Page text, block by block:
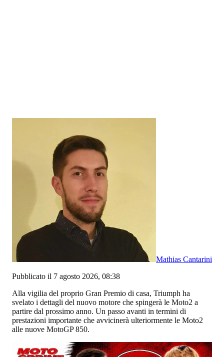
Mathias Cantarini
Pubblicato il 7 agosto 2026, 08:38
Alla vigilia del proprio Gran Premio di casa, Triumph ha
svelato i dettagli del nuovo motore che spingerà le Moto2 a
partire dal prossimo anno. Un passo avanti in termini di
prestazioni importante che avvicinerà ulteriormente le Moto2
alle nuove MotoGP 850.